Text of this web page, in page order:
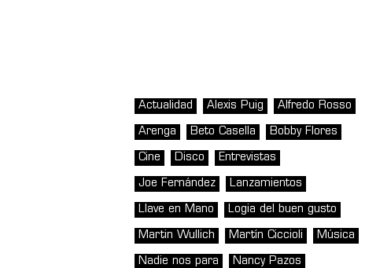
Actualidad Alexis Puig Alfredo Rosso
Arenga Beto Casella Bobby Flores
Cine Disco Entrevistas
Joe Fernández Lanzamientos
Llave en Mano Logia del buen gusto
Martin Wullich Martín Ciccioli Música
Nadie nos para Nancy Pazos